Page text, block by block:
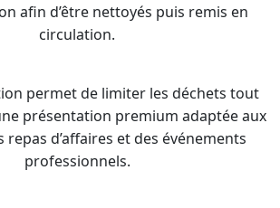
afin d’être nettoyés puis remis en
circulation.
permet de limiter les déchets tout
présentation premium adaptée aux
repas d’affaires et des événements
professionnels.